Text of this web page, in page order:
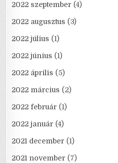
2022 szeptember (4)
2022 augusztus (3)
2022 július (1)
2022 június (1)
2022 április (5)
2022 március (2)
2022 február (1)
2022 január (4)
2021 december (1)
2021 november (7)